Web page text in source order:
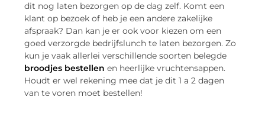
dit nog laten bezorgen op de dag zelf. Komt een
klant op bezoek of heb je een andere zakelijke
afspraak? Dan kan je er ook voor kiezen om een
goed verzorgde bedrijfslunch te laten bezorgen. Zo
kun je vaak allerlei verschillende soorten belegde
broodjes bestellen en heerlijke vruchtensappen.
Houdt er wel rekening mee dat je dit 1 a 2 dagen
van te voren moet bestellen!